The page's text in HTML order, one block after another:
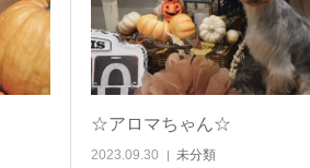
☆アロマちゃん☆
2023.09.30 未分類